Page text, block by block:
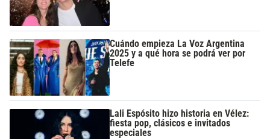
Cuándo empieza La Voz Argentina
2025 y a qué hora se podrá ver por
Telefe
Lali Espósito hizo historia en Vélez:
fiesta pop, clásicos e invitados
especiales